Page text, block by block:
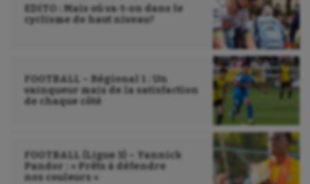
EDITO : Mais où va-t-on dans le
cyclisme de haut niveau?
FOOTBALL – Régional 1 : Un
vainqueur mais de la satisfaction
de chaque côté
FOOTBALL (Ligue 3) – Yannick
Pandor : « Prêts à défendre
nos couleurs »